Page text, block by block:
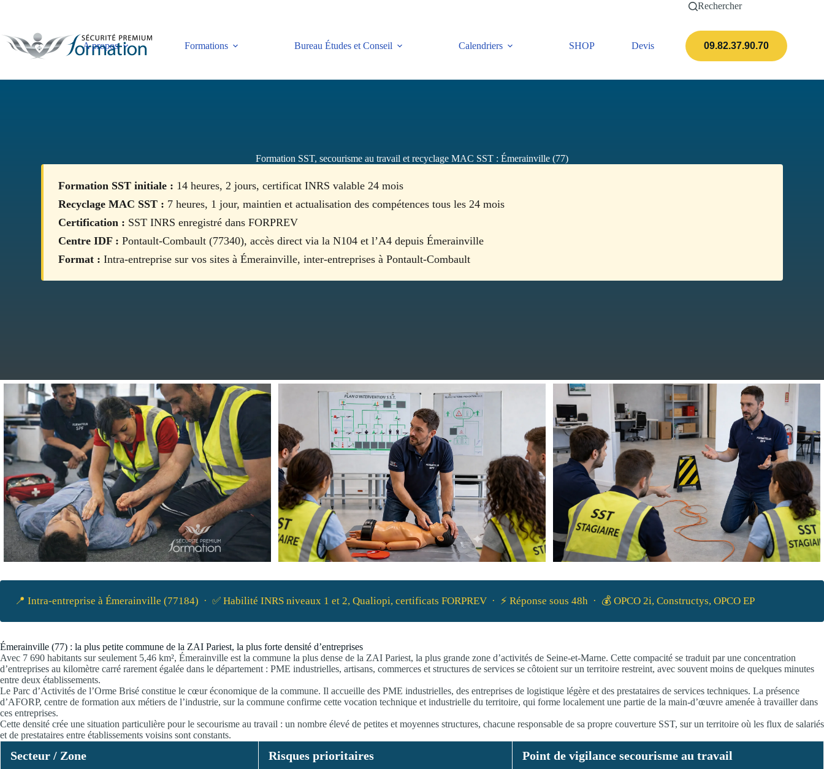
Rechercher
A propos Formations Bureau Études et Conseil Calendriers SHOP Devis Actualités
09.82.37.90.70
Formation SST, secourisme au travail et recyclage MAC SST : Émerainville (77)
Formation SST initiale : 14 heures, 2 jours, certificat INRS valable 24 mois
Recyclage MAC SST : 7 heures, 1 jour, maintien et actualisation des compétences tous les 24 mois
Certification : SST INRS enregistré dans FORPREV
Centre IDF : Pontault-Combault (77340), accès direct via la N104 et l’A4 depuis Émerainville
Format : Intra-entreprise sur vos sites à Émerainville, inter-entreprises à Pontault-Combault
📍 Intra-entreprise à Émerainville (77184) · ✅ Habilité INRS niveaux 1 et 2, Qualiopi, certificats FORPREV · ⚡ Réponse sous 48h · 💰 OPCO 2i, Constructys, OPCO EP
Émerainville (77) : la plus petite commune de la ZAI Pariest, la plus forte densité d’entreprises
Avec 7 690 habitants sur seulement 5,46 km², Émerainville est la commune la plus dense de la ZAI Pariest, la plus grande zone d’activités de Seine-et-Marne. Cette compacité se traduit par une concentration
d’entreprises au kilomètre carré rarement égalée dans le département : PME industrielles, artisans, commerces et structures de services se côtoient sur un territoire restreint, avec souvent moins de quelques minutes
entre deux établissements.
Le Parc d’Activités de l’Orme Brisé constitue le cœur économique de la commune. Il accueille des PME industrielles, des entreprises de logistique légère et des prestataires de services techniques. La présence
d’AFORP, centre de formation aux métiers de l’industrie, sur la commune confirme cette vocation technique et industrielle du territoire, qui forme localement une partie de la main-d’œuvre amenée à travailler dans
ces entreprises.
Cette densité crée une situation particulière pour le secourisme au travail : un nombre élevé de petites et moyennes structures, chacune responsable de sa propre couverture SST, sur un territoire où les flux de salariés
et de prestataires entre établissements voisins sont constants.
Secteur / Zone Risques prioritaires Point de vigilance secourisme au travail